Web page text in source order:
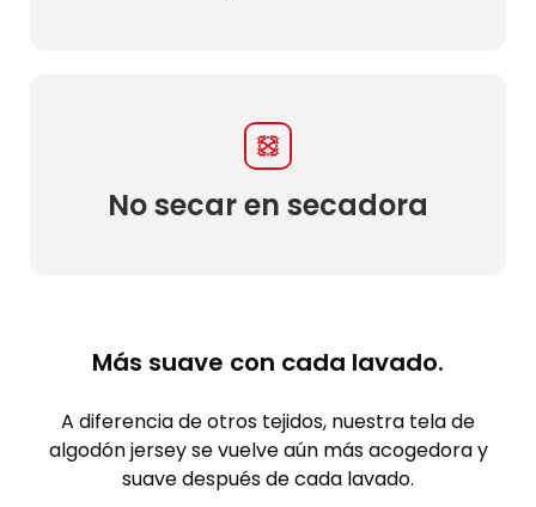
No secar en secadora
Más suave con cada lavado.
A diferencia de otros tejidos, nuestra tela de
algodón jersey se vuelve aún más acogedora y
suave después de cada lavado.